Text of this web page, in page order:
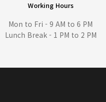
Working Hours
Mon to Fri - 9 AM to 6 PM
Lunch Break - 1 PM to 2 PM